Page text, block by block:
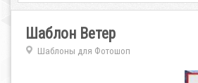
Шаблон Ветер
Шаблоны для Фотошоп